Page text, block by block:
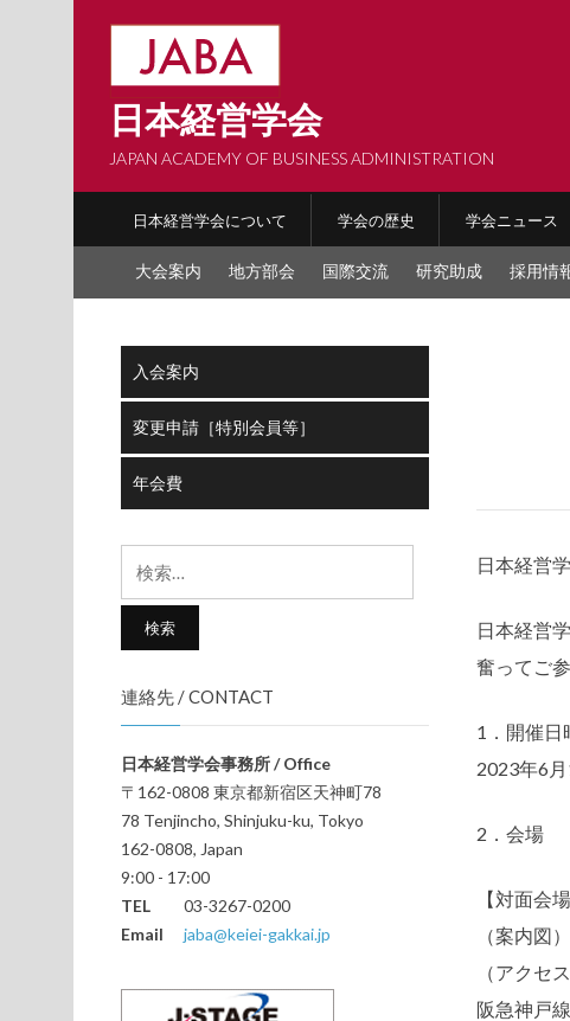
日本経営学会
JAPAN ACADEMY OF BUSINESS ADMINISTRATION
日本経営学会について 学会の歴史 学会ニュース
大会案内 地方部会 国際交流 研究助成 採用情
日本経営
日本経営
奮ってご
1．開催日
2023年6
2．会場
【対面
（案内図
（アクセ
阪急神戸
入会案内
変更申請［特別会員等］
年会費
索:
連絡先 / CONTACT
日本経営学会事務所 / Office
〒162-0808 東京都新宿区天神町78
78 Tenjincho, Shinjuku-ku, Tokyo
162-0808, Japan
9:00 - 17:00
TEL 03-3267-0200
Email jaba@keiei-gakkai.jp